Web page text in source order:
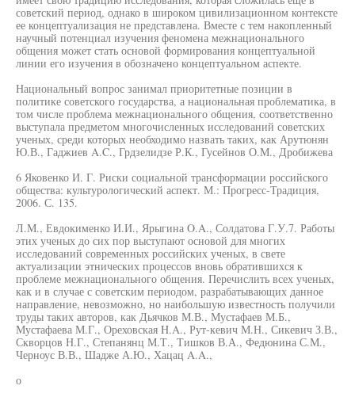
советский период, однако в широком цивилизационном контексте
ее концептуализация не представлена. Вместе с тем накопленный
научный потенциал изучения феномена межнационального
общения может стать основой формирования концептуальной
линии его изучения в обозначено концептуальном аспекте.
Национальный вопрос занимал приоритетные позиции в
политике советского государства, а национальная проблематика, в
том числе проблема межнационального общения, соответственно
выступала предметом многочисленных исследований советских
ученых, среди которых необходимо назвать таких, как Арутюнян
Ю.В., Гаджиев A.C., Грдзелидзе Р.К., Гусейнов О.М., Дробижева
6 Яковенко И. Г. Риски социальной трансформации российского
общества: культурологический аспект. М.: Прогресс-Традиция,
2006. С. 135.
Л.М., Евдокименко И.И., Ярыгина O.A., Солдатова Г.У.7. Работы
этих ученых до сих пор выступают основой для многих
исследований современных российских ученых, в свете
актуализации этнических процессов вновь обратившихся к
проблеме межнационального общения. Перечислить всех ученых,
как и в случае с советским периодом, разрабатывающих данное
направление, невозможно, но наибольшую известность получили
труды таких авторов, как Дьячков М.В., Мустафаев М.Б.,
Мустафаева М.Г., Ореховская H.A., Рут-кевич М.Н., Сикевич З.В.,
Скворцов Н.Г., Степанянц М.Т., Тишков В.А., Федюнина С.М.,
Черноус В.В., Шадже А.Ю., Хацац A.A.,
о